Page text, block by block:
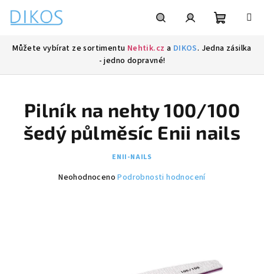
obsah
Můžete vybírat ze sortimentu Nehtik.cz a DIKOS. Jedna zásilka
- jedno dopravné!
Pilník na nehty 100/100
šedý půlměsíc Enii nails
ENII-NAILS
Průměrné
Neohodnoceno Podrobnosti hodnocení